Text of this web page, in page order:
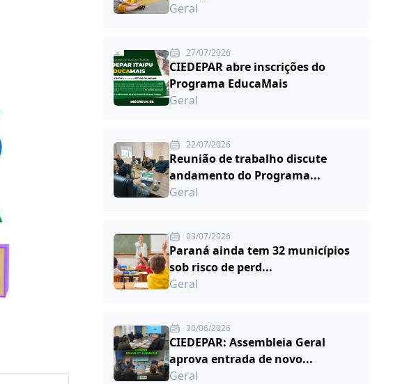
Geral
27/07/2026
CIEDEPAR abre inscrições do
Programa EducaMais
Geral
22/07/2026
Reunião de trabalho discute
andamento do Programa...
Geral
03/07/2026
Paraná ainda tem 32 municípios
sob risco de perd...
Geral
30/06/2026
CIEDEPAR: Assembleia Geral
aprova entrada de novo...
Geral